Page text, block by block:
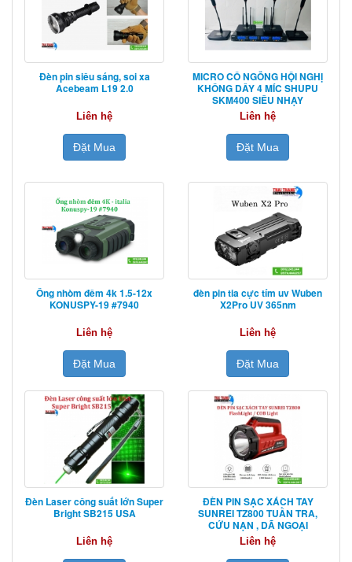
Đèn pin siêu sáng, soi xa
Acebeam L19 2.0
Liên hệ
Đặt Mua
MICRO CỔ NGỖNG HỘI NGHỊ
KHÔNG DÂY 4 MÍC SHUPU
SKM400 SIÊU NHẠY
Liên hệ
Đặt Mua
Ống nhòm đêm 4k 1.5-12x
KONUSPY-19 #7940
Liên hệ
Đặt Mua
đèn pin tia cực tím uv Wuben
X2Pro UV 365nm
Liên hệ
Đặt Mua
Đèn Laser công suất lớn Super
Bright SB215 USA
Liên hệ
ĐÈN PIN SẠC XÁCH TAY
SUNREI TZ800 TUẦN TRA,
CỨU NẠN , DÃ NGOẠI
Liên hệ